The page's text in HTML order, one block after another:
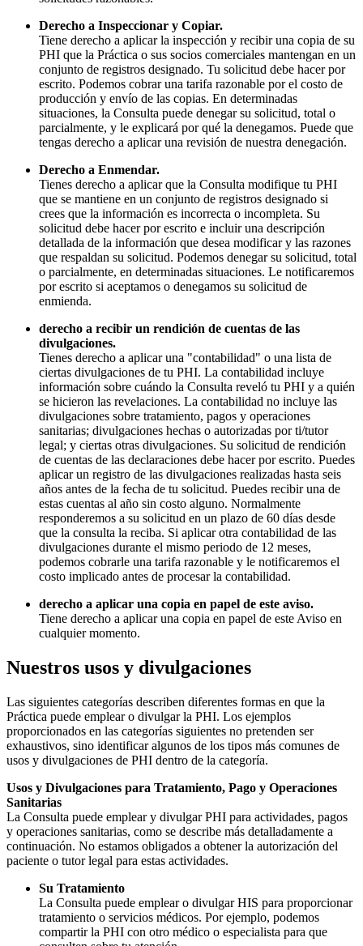
Derecho a Inspeccionar y Copiar.
Tiene derecho a aplicar la inspección y recibir una copia de su
PHI que la Práctica o sus socios comerciales mantengan en un
conjunto de registros designado. Tu solicitud debe hacer por
escrito. Podemos cobrar una tarifa razonable por el costo de
producción y envío de las copias. En determinadas
situaciones, la Consulta puede denegar su solicitud, total o
parcialmente, y le explicará por qué la denegamos. Puede que
tengas derecho a aplicar una revisión de nuestra denegación.
Derecho a Enmendar.
Tienes derecho a aplicar que la Consulta modifique tu PHI
que se mantiene en un conjunto de registros designado si
crees que la información es incorrecta o incompleta. Su
solicitud debe hacer por escrito e incluir una descripción
detallada de la información que desea modificar y las razones
que respaldan su solicitud. Podemos denegar su solicitud, total
o parcialmente, en determinadas situaciones. Le notificaremos
por escrito si aceptamos o denegamos su solicitud de
enmienda.
derecho a recibir un rendición de cuentas de las
divulgaciones.
Tienes derecho a aplicar una "contabilidad" o una lista de
ciertas divulgaciones de tu PHI. La contabilidad incluye
información sobre cuándo la Consulta reveló tu PHI y a quién
se hicieron las revelaciones. La contabilidad no incluye las
divulgaciones sobre tratamiento, pagos y operaciones
sanitarias; divulgaciones hechas o autorizadas por ti/tutor
legal; y ciertas otras divulgaciones. Su solicitud de rendición
de cuentas de las declaraciones debe hacer por escrito. Puedes
aplicar un registro de las divulgaciones realizadas hasta seis
años antes de la fecha de tu solicitud. Puedes recibir una de
estas cuentas al año sin costo alguno. Normalmente
responderemos a su solicitud en un plazo de 60 días desde
que la consulta la reciba. Si aplicar otra contabilidad de las
divulgaciones durante el mismo periodo de 12 meses,
podemos cobrarle una tarifa razonable y le notificaremos el
costo implicado antes de procesar la contabilidad.
derecho a aplicar una copia en papel de este aviso.
Tiene derecho a aplicar una copia en papel de este Aviso en
cualquier momento.
Nuestros usos y divulgaciones
Las siguientes categorías describen diferentes formas en que la
Práctica puede emplear o divulgar la PHI. Los ejemplos
proporcionados en las categorías siguientes no pretenden ser
exhaustivos, sino identificar algunos de los tipos más comunes de
usos y divulgaciones de PHI dentro de la categoría.
Usos y Divulgaciones para Tratamiento, Pago y Operaciones
Sanitarias
La Consulta puede emplear y divulgar PHI para actividades, pagos
y operaciones sanitarias, como se describe más detalladamente a
continuación. No estamos obligados a obtener la autorización del
paciente o tutor legal para estas actividades.
Su Tratamiento
La Consulta puede emplear o divulgar HIS para proporcionar
tratamiento o servicios médicos. Por ejemplo, podemos
compartir la PHI con otro médico o especialista para que